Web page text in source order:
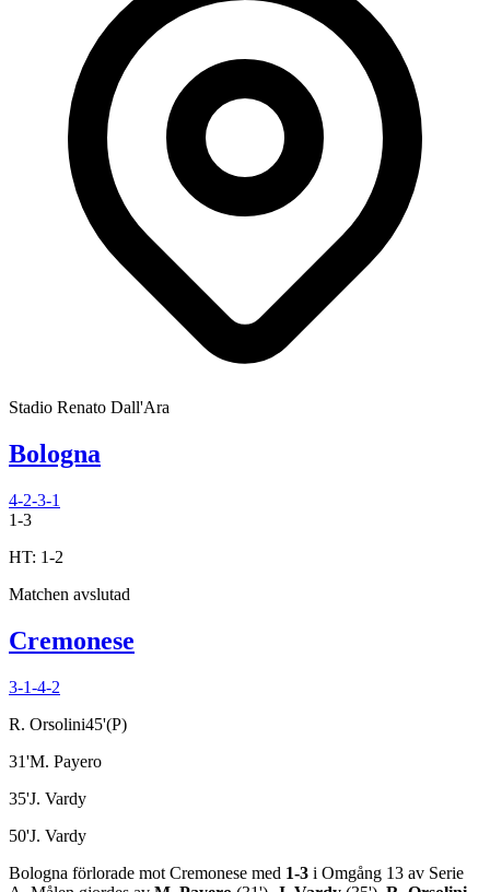
Stadio Renato Dall'Ara
Bologna
4-2-3-1
1-3
HT: 1-2
Matchen avslutad
Cremonese
3-1-4-2
R. Orsolini45'(P)
31'M. Payero
35'J. Vardy
50'J. Vardy
Bologna förlorade mot Cremonese med 1-3 i Omgång 13 av Serie